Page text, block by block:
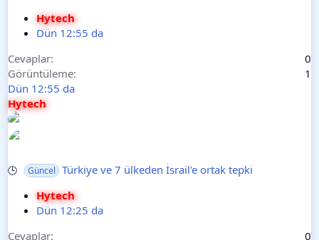
Hytech
Dün 12:55 da
Cevaplar
0
Görüntüleme
1
Dün 12:55 da
Hytech
🕒 Güncel
Türkiye ve 7 ülkeden İsrail'e ortak tepki
Hytech
Dün 12:25 da
Cevaplar
0